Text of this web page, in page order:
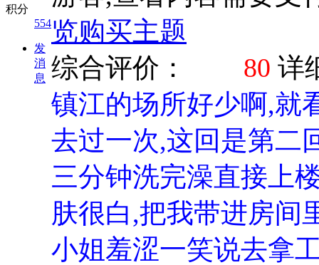
积分
554
发
消
息
览购买主题
综合评价： 80
镇江的场所好少啊,就
去过一次,这回是第二
三分钟洗完澡直接上
肤很白,把我带进房间
小姐羞涩一笑说去拿